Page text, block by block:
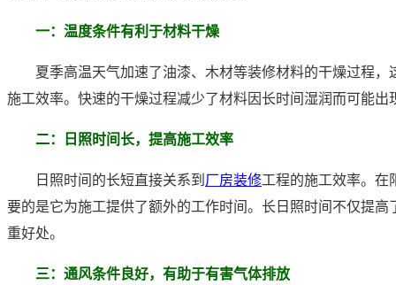
一：温度条件有利于材料干燥
夏季高温天气加速了油漆、木材等装修材料的干燥过程
施工效率。快速的干燥过程减少了材料因长时间湿润而可能
二：日照时间长，提高施工效率
日照时间的长短直接关系到 厂房装修工程的施工效率。在
要的是它为施工提供了额外的工作时间。长日照时间不仅提
重好处。
三：通风条件良好，有助于有害气体排放